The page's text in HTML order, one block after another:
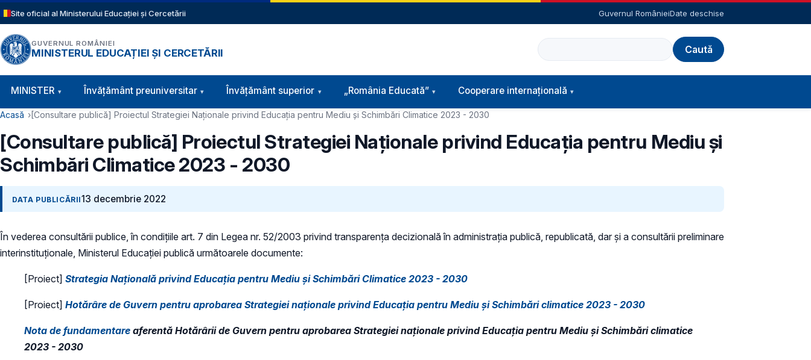
Sari la conținutul principal
Site oficial al Ministerului Educației și Cercetării Guvernul RomânieiDate deschise
GUVERNUL ROMÂNIEI
MINISTERUL EDUCAȚIEI ȘI CERCETĂRII
Caută
Navigație principală
MINISTER Învăţământ preuniversitar Învățământ superior „România Educată” Cooperare internațională
Cale de navigare
Acasă [Consultare publică] Proiectul Strategiei Naționale privind Educația pentru Mediu și Schimbări Climatice 2023 - 2030
[Consultare publică] Proiectul Strategiei Naționale privind Educația pentru Mediu și
Schimbări Climatice 2023 - 2030
DATA PUBLICĂRII13 decembrie 2022
În vederea consultării publice, în condiţiile art. 7 din Legea nr. 52/2003 privind transparenţa decizională în administraţia publică, republicată, dar și a consultării preliminare
interinstituționale, Ministerul Educaţiei publică următoarele documente:
[Proiect] Strategia Națională privind Educația pentru Mediu și Schimbări Climatice 2023 - 2030
[Proiect] Hotărâre de Guvern pentru aprobarea Strategiei naționale privind Educația pentru Mediu și Schimbări climatice 2023 - 2030
Nota de fundamentare aferentă Hotărârii de Guvern pentru aprobarea Strategiei naționale privind Educația pentru Mediu și Schimbări climatice
2023 - 2030